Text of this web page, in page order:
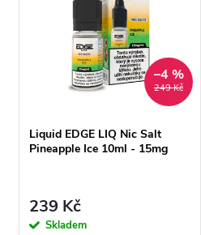
249 Kč
–4 %
Liquid EDGE LIQ Nic Salt
Pineapple Ice 10ml - 15mg
239 Kč
Skladem